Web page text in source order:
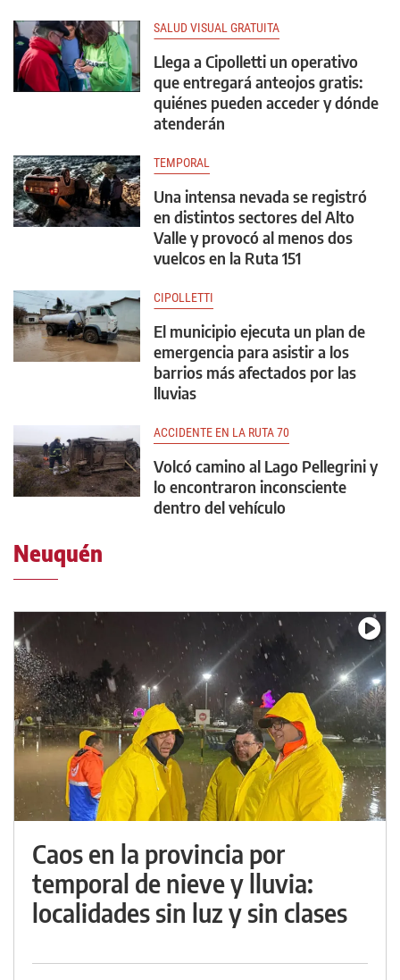
SALUD VISUAL GRATUITA
Llega a Cipolletti un operativo
que entregará anteojos gratis:
quiénes pueden acceder y dónde
atenderán
TEMPORAL
Una intensa nevada se registró
en distintos sectores del Alto
Valle y provocó al menos dos
vuelcos en la Ruta 151
CIPOLLETTI
El municipio ejecuta un plan de
emergencia para asistir a los
barrios más afectados por las
lluvias
ACCIDENTE EN LA RUTA 70
Volcó camino al Lago Pellegrini y
lo encontraron inconsciente
dentro del vehículo
Neuquén
Caos en la provincia por
temporal de nieve y lluvia:
localidades sin luz y sin clases